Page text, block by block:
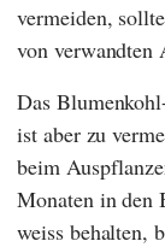
vermeiden,
von verwandten
Das
ist aber zu
beim
Monaten in den
weiss behalten,